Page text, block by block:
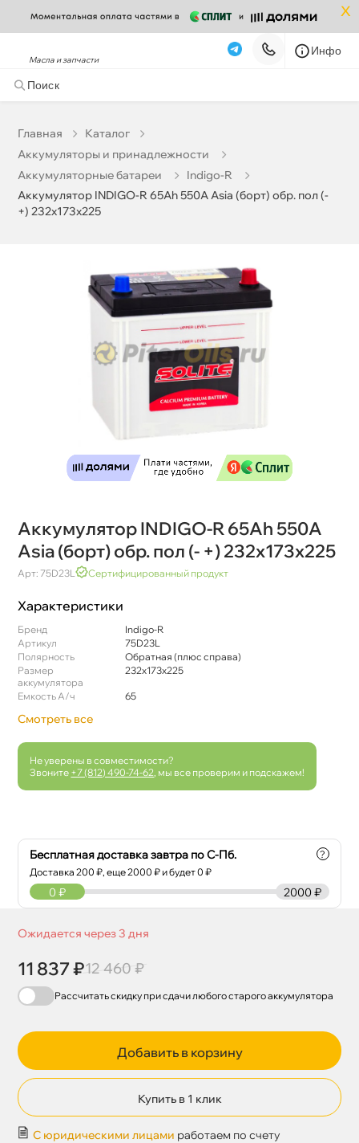
x
Масла и запчасти
Инфо
Главная
Катало
Аккумуляторы и принадлежности
Аккумуляторные батареи
Indigo-R
Аккумулятор INDIGO-R 65Ah 550A Asia (борт) обр. пол (-
+) 232x173x225
Аккумулятор INDIGO-R 65Ah 550A
Asia (борт) обр. пол (- +) 232x173x225
Арт: 75D23L Сертифицированный продукт
Характеристики
Бренд
Indigo-R
Артикул
75D23L
Полярность
Обратная (плюс справа)
Размер
аккумулятора
232x173x225
Емкость А/ч 65
Смотреть все
Не уверены в совместимости?
Звоните +7 (812) 490-74-62 , мы все проверим и подскажем!
Бесплатная доставка завтра по С-Пб.
Доставка200 ₽, еще2000 ₽ и будет 0 ₽
?
2000 ₽
0 ₽
Ожидается через 3 дня
11 837 ₽12 460 ₽
Рассчитать скидку при сдачилюбогостарого аккумулятора
Добавить в корзину
Купить в 1 клик
С юридическими лицами работаем по счету
Аккумулятор INDIGO-R 65Ah 550A Asia (борт) обр. пол
Бесплатная Завтра, 06.08 (при заказе от 2000₽)
Срочная за 2 ч – 399 ₽ Сегодня, 06.08